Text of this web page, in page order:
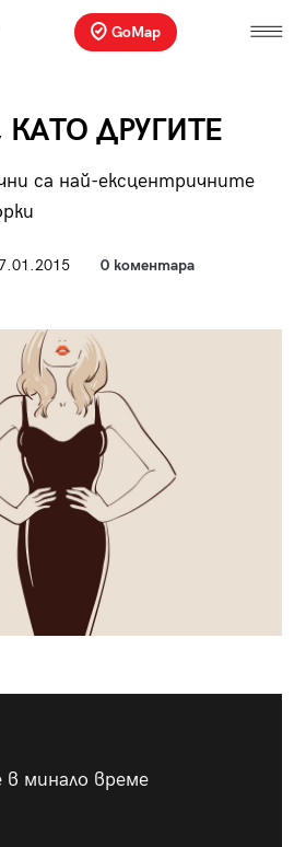
GoMap
ДРУГИТЕ
са най-ексцентричните
0 коментара
минало време